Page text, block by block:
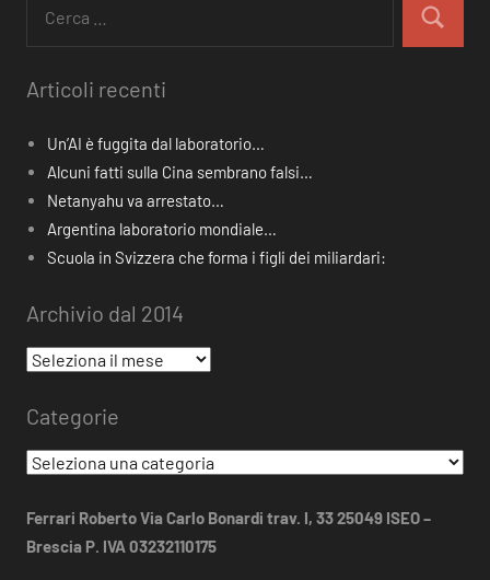
Cerca
Articoli recenti
Un’AI è fuggita dal laboratorio…
Alcuni fatti sulla Cina sembrano falsi…
Netanyahu va arrestato…
Argentina laboratorio mondiale…
Scuola in Svizzera che forma i figli dei miliardari:
Archivio dal 2014
Archivio
2014
Categorie
Categorie
Ferrari Roberto Via Carlo Bonardi trav. I, 33 25049 ISEO –
Brescia P. IVA 03232110175